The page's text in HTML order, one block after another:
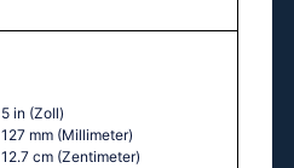
5 in (Zoll)
127 mm (Millimeter)
12.7 cm (Zentimeter)